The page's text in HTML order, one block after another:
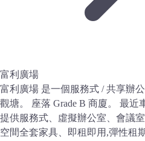
富利廣場
富利廣場 是一個服務式 / 共享辦
觀塘。 座落 Grade B 商廈。 最近
提供服務式、虛擬辦公室、會議室
空間全套家具、即租即用,彈性租